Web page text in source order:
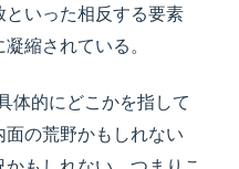
といった相反する要素
縮されている。
体的にどこかを指して
の荒野かもしれない